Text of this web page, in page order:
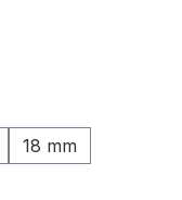
18 mm